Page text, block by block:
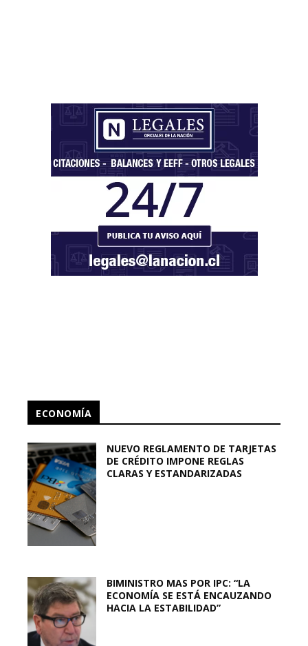
ECONOMÍA
NUEVO REGLAMENTO DE TARJETAS
DE CRÉDITO IMPONE REGLAS
CLARAS Y ESTANDARIZADAS
BIMINISTRO MAS POR IPC: “LA
ECONOMÍA SE ESTÁ ENCAUZANDO
HACIA LA ESTABILIDAD”